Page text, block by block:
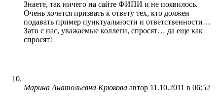
Знаете, так ничего на сайте ФИПИ и не появилось.
Очень хочется призвать к ответу тех, кто должен
подавать пример пунктуальности и ответственности…
Зато с нас, уважаемые коллеги, спросят… да еще как
спросят!
Марина Анатольевна Крюкова автор 11.10.2011 в 06:52